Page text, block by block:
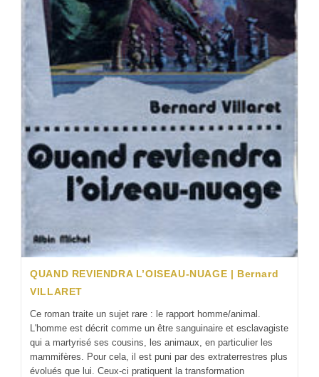
QUAND REVIENDRA L’OISEAU-NUAGE | Bernard
VILLARET
Ce roman traite un sujet rare : le rapport homme/animal.
L'homme est décrit comme un être sanguinaire et esclavagiste
qui a martyrisé ses cousins, les animaux, en particulier les
mammifères. Pour cela, il est puni par des extraterrestres plus
évolués que lui. Ceux-ci pratiquent la transformation